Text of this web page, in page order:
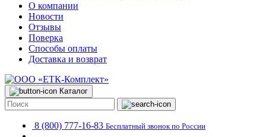
О компании
Новости
Отзывы
Поверка
Способы оплаты
Доставка и возврат
Каталог
8 (800) 777-16-83 Бесплатный звонок по России